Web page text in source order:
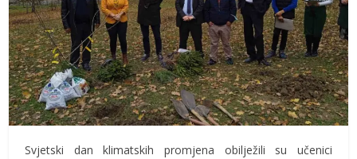
Svjetski dan klimatskih promjena obilježili su učenici